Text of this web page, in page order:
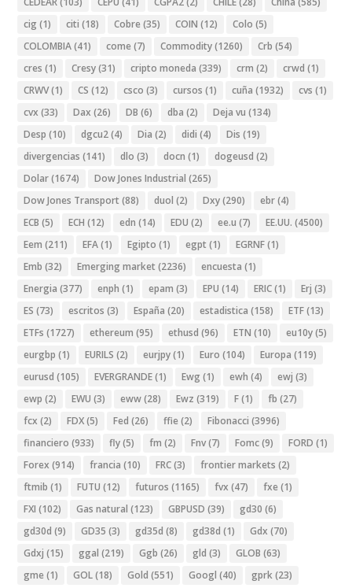
cig (1) citi (18) Cobre (35) COIN (12) Colo (5)
COLOMBIA(41) come (7) Commodity(1260) Crb (54)
cres (1) Cresy(31) cripto moneda (339) crm (2) crwd (1)
CRWV(1) CS (12) csco (3) cursos (1) cuña (1932) cvs (1)
cvx (33) Dax (26) DB (6) dba (2) Deja vu (134)
Desp (10) dgcu2(4) Dia (2) didi (4) Dis (19)
divergencias (141) dlo (3) docn (1) dogeusd (2)
Dolar(1674) Dow Jones Industrial (265)
Dow Jones Transport (88) duol (2) Dxy(290) ebr(4)
ECB (5) ECH (12) edn (14) EDU (2) ee.u (7) EE.UU. (4500)
Eem (211) EFA(1) Egipto (1) egpt (1) EGRNF(1)
Emb (32) Emerging market (2236) encuesta (1)
Energia (377) enph (1) epam (3) EPU (14) ERIC(1) Erj (3)
ES (73) escritos (3) España (20) estadistica (158) ETF(13)
ETFs (1727) ethereum (95) ethusd (96) ETN (10) eu10y(5)
eurgbp (1) EURILS (2) eurjpy(1) Euro (104) Europa (119)
eurusd (105) EVERGRANDE(1) Ewg (1) ewh (4) ewj (3)
ewp (2) EWU (3) eww(28) Ewz (319) F(1) fb (27)
fcx (2) FDX(5) Fed (26) ffie (2) Fibonacci (3996)
financiero (933) fly(5) fm (2) Fnv(7) Fomc(9) FORD (1)
Forex (914) francia (10) FRC(3) frontier markets (2)
ftmib (1) FUTU (12) futuros (1165) fvx (47) fxe (1)
FXI (102) Gas natural (123) GBPUSD (39) gd30 (6)
gd30d (9) GD35 (3) gd35d (8) gd38d (1) Gdx (70)
Gdxj (15) ggal (219) Ggb (26) gld (3) GLOB (63)
gme (1) GOL(18) Gold (551) Googl (40) gprk(23)